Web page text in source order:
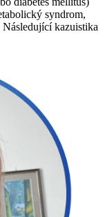
syndrom,
kazuistika